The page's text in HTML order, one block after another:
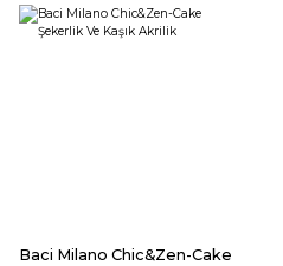
Baci Milano Chic&Zen-Cake